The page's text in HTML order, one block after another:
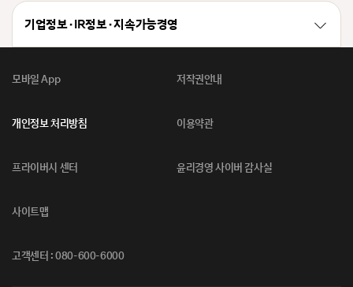
기업정보 · IR정보 · 지속가능경영
모바일 App 저작권안내
개인정보 처리방침 이용약관
프라이버시 센터 윤리경영 사이버 감사실
사이트맵
고객센터 : 080-600-6000